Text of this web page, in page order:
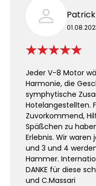
Jeder V-8 Motor
Harmonie, die
symphytische
Hotelangestellten.
Zuvorkommend,
Späßchen zu haben
Erlebnis. Wir
und 3 und 4
Hammer.
DANKE für diese
und C.Massari